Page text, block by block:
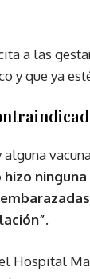
a las
y que ya
hizo
Hospital